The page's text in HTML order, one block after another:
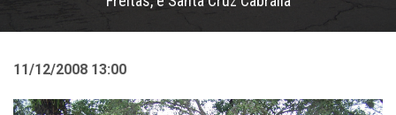
11/12/2008 13:00